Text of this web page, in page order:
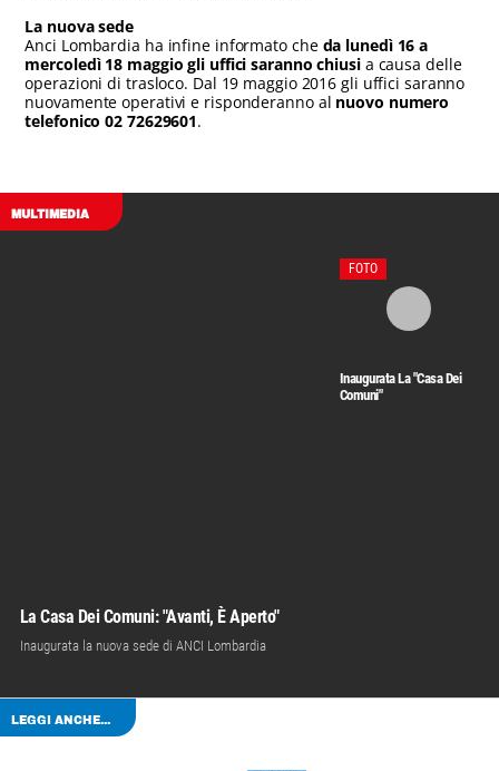
La nuova sede
Anci Lombardia ha infine informato che da lunedì 16 a
mercoledì 18 maggio gli uffici saranno chiusia causa delle
operazioni di trasloco. Dal 19 maggio 2016 gli uffici saranno
nuovamente operativi e risponderanno al nuovo numero
telefonico 02 72629601.
MULTIMEDIA
La Casa Dei Comuni: "Avanti, È Aperto"
Inaugurata la nuova sede di ANCI Lombardia
FOTO
Inaugurata La "Casa Dei
Comuni"
LEGGI ANCHE...